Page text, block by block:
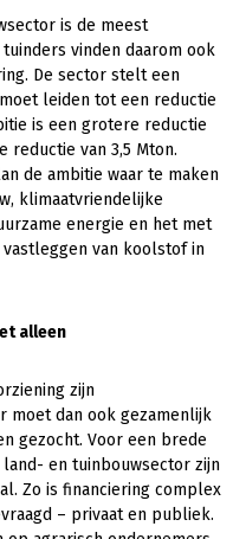
is de meest
vinden daarom ook
De sector stelt een
leiden tot een reductie
is een grotere reductie
reductie van 3,5 Mton.
de ambitie waar te maken
klimaatvriendelijke
energie en het met
van koolstof in
alleen
zijn
moet dan ook gezamenlijk
gezocht. Voor een brede
en tuinbouwsector zijn
Zo is financiering complex
– privaat en publiek.